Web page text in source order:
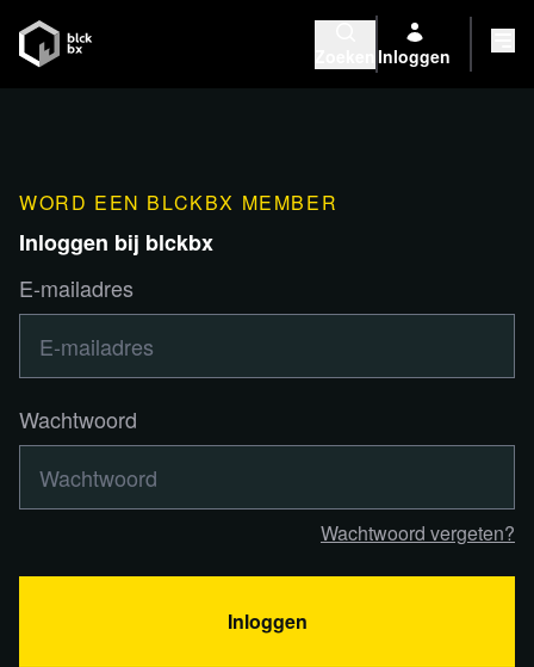
Inloggen
WORD EEN BLCKBX MEMBER
Inloggen bij blckbx
E-mailadres
Wachtwoord
Wachtwoord vergeten?
Inloggen